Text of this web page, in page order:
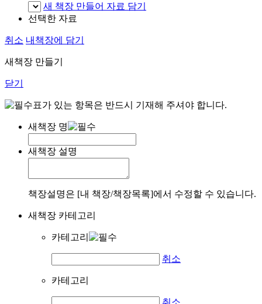
새 책장 만들어 자료 담기
선택한 자료
취소 내책장에 담기
새책장 만들기
닫기
표가 있는 항목은 반드시 기재해 주셔야 합니다.
새책장 명
새책장 설명
책장설명은 [내 책장/책장목록]에서 수정할 수 있습니다.
새책장 카테고리
카테고리
취소
카테고리